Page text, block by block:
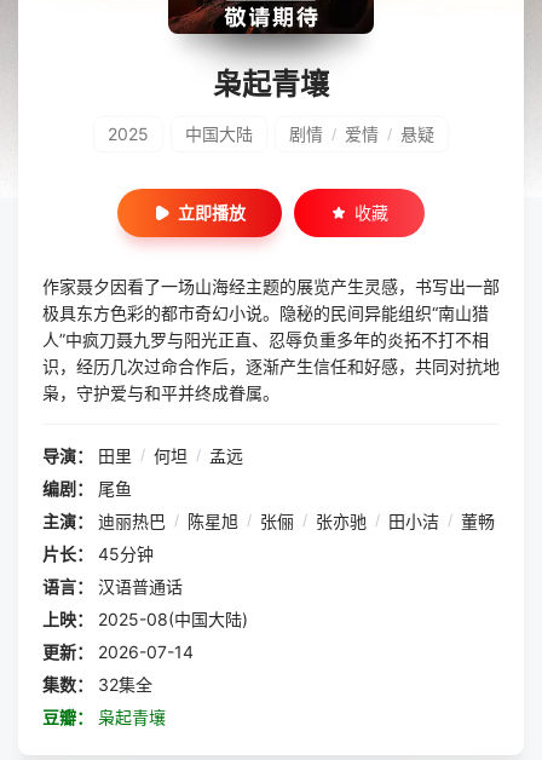
枭起青壤
2025 中国大陆 剧情 / 爱情 / 悬疑
立即播放 收藏
作家聂夕因看了一场山海经主题的展览产生灵感，书写出一部
极具东方色彩的都市奇幻小说。隐秘的民间异能组织“南山猎
人”中疯刀聂九罗与阳光正直、忍辱负重多年的炎拓不打不相
识，经历几次过命合作后，逐渐产生信任和好感，共同对抗地
枭，守护爱与和平并终成眷属。
导演： 田里 / 何坦 / 孟远
编剧：
尾鱼
主演：
迪丽热巴 / 陈星旭 / 张俪 / 张亦驰 / 田小洁 / 董畅
片长：
45分钟
语言：
汉语普通话
上映：
2025-08(中国大陆)
更新：
2026-07-14
集数：
32集全
豆瓣：
枭起青壤